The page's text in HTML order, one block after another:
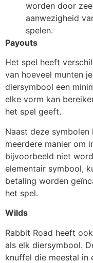
worden door
aanwezigheid
spelen.
Payouts
Het spel heeft
van hoeveel munten
diersymbool een
elke vorm kan
het spel geeft.
Naast deze
meerdere manier om
bijvoorbeeld niet
elementair symbool,
betaling worden
het spel.
Wilds
Rabbit Road heeft
als elk diersymbool.
knuffel die meestal in